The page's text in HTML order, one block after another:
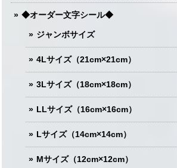
◆オーダー文字シール◆
ジャンボサイズ
4Lサイズ（21cm×21cm）
3Lサイズ（18cm×18cm）
LLサイズ（16cm×16cm）
Lサイズ（14cm×14cm）
Mサイズ（12cm×12cm）